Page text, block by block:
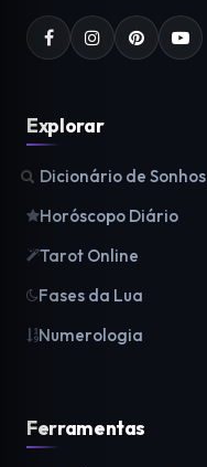
Explorar
Dicionário de Sonhos
Horóscopo Diário
Tarot Online
Fases da Lua
Numerologia
Ferramentas